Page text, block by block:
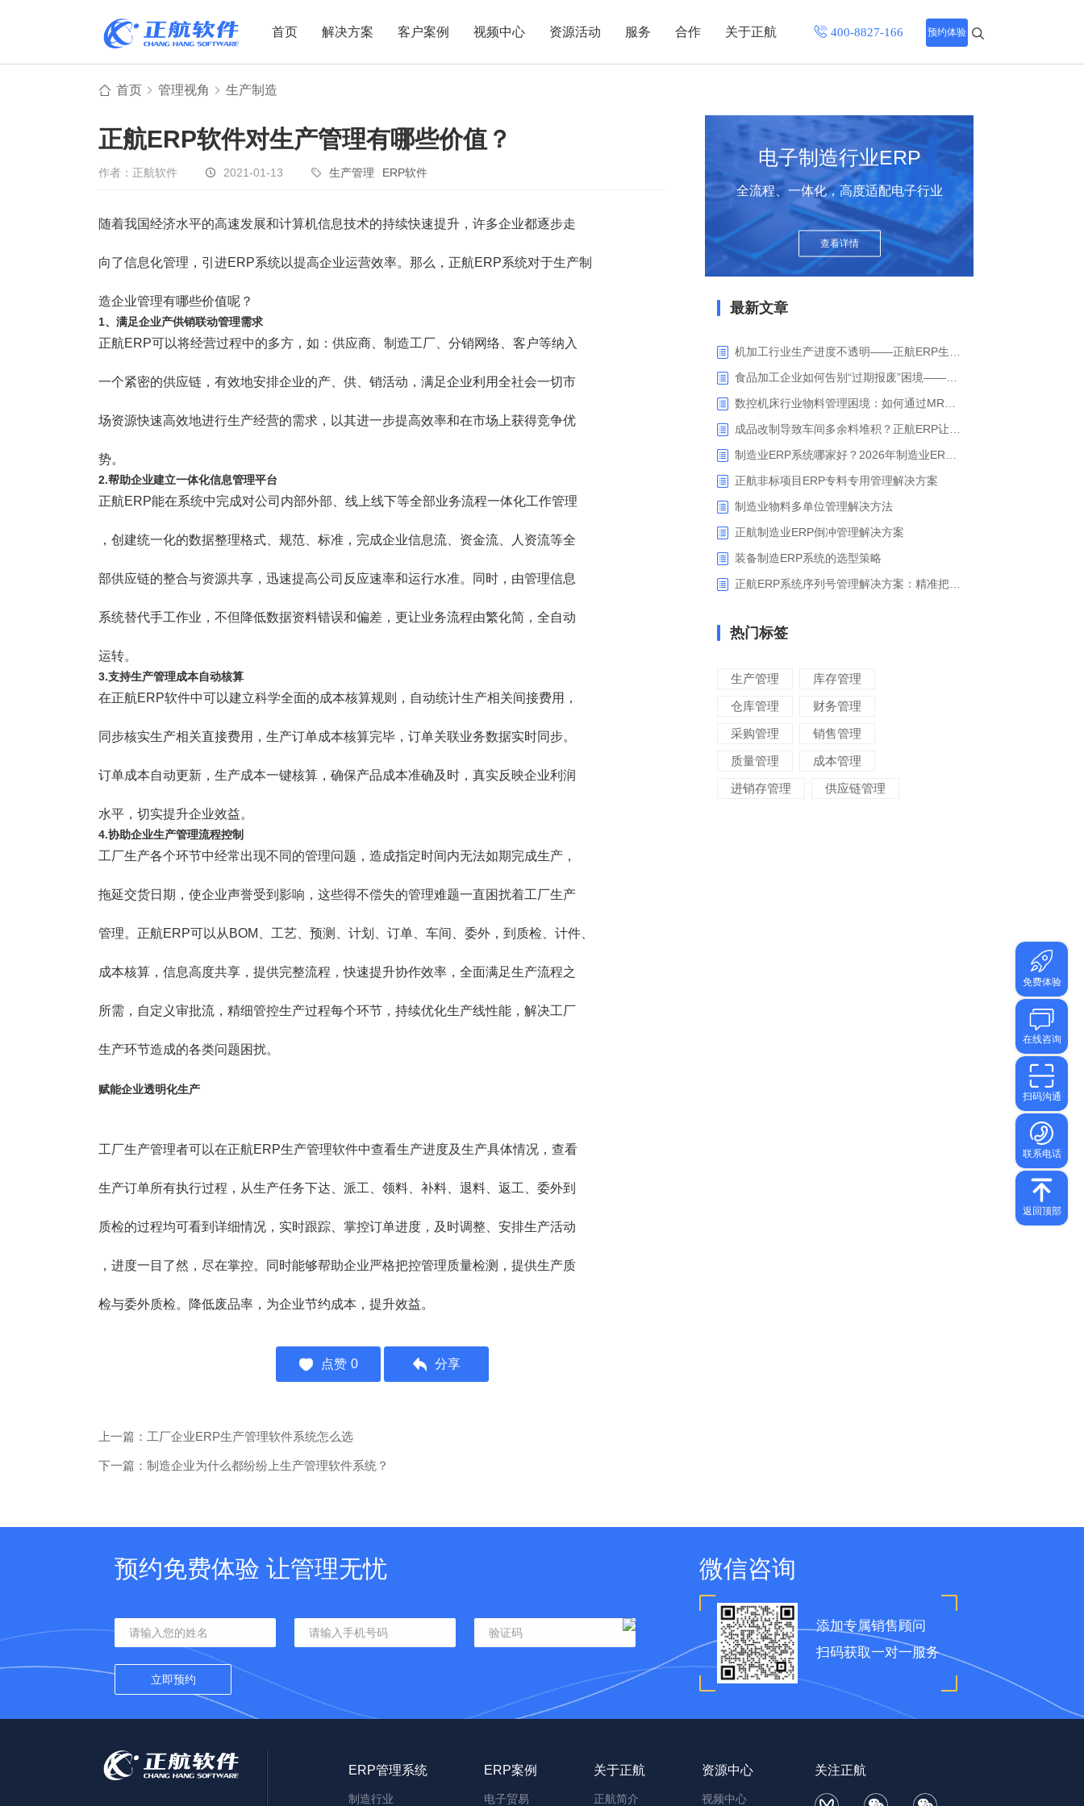
首页 解决方案
设备制造
非标自动化
电子制造
五金行业
PCB行业
智能制造
查看更多>
电子贸易
元器件贸易
大宗贸易
IC贸易行业
工贸一体型
工业设备贸易
查看更多>
生产管理
仓库管理
销售管理
成本核算
研发管理
进销存管理
查看更多>
移动报工
智能物流
物料齐套
替代料管理
查看更多>
客户案例
机电设备 家用电器 电子制造
机械制造 五金金属
视频中心 资源活动 服务 合作 关于正航
联系正航
网站导航
预约体验
首页 管理视角 生产制造
正航ERP软件对生产管理有哪些价值？
作者：正航软件 2021-01-13 生产管理 ERP软件
随着我国经济水平的高速发展和计算机信息技术的持续快速提升，许多企业都逐步走
向了信息化管理，引进ERP系统以提高企业运营效率。那么，正航ERP系统对于生产制
造企业管理有哪些价值呢？
1、满足企业产供销联动管理需求
正航ERP可以将经营过程中的多方，如：供应商、制造工厂、分销网络、客户等纳入
一个紧密的供应链，有效地安排企业的产、供、销活动，满足企业利用全社会一切市
场资源快速高效地进行生产经营的需求，以其进一步提高效率和在市场上获得竞争优
势。
2.帮助企业建立一体化信息管理平台
正航ERP能在系统中完成对公司内部外部、线上线下等全部业务流程一体化工作管理
，创建统一化的数据整理格式、规范、标准，完成企业信息流、资金流、人资流等全
部供应链的整合与资源共享，迅速提高公司反应速率和运行水准。同时，由管理信息
系统替代手工作业，不但降低数据资料错误和偏差，更让业务流程由繁化简，全自动
运转。
3.支持生产管理成本自动核算
在正航ERP软件中可以建立科学全面的成本核算规则，自动统计生产相关间接费用，
同步核实生产相关直接费用，生产订单成本核算完毕，订单关联业务数据实时同步。
订单成本自动更新，生产成本一键核算，确保产品成本准确及时，真实反映企业利润
水平，切实提升企业效益。
4.协助企业生产管理流程控制
工厂生产各个环节中经常出现不同的管理问题，造成指定时间内无法如期完成生产，
拖延交货日期，使企业声誉受到影响，这些得不偿失的管理难题一直困扰着工厂生产
管理。正航ERP可以从BOM、工艺、预测、计划、订单、车间、委外，到质检、计件、
成本核算，信息高度共享，提供完整流程，快速提升协作效率，全面满足生产流程之
所需，自定义审批流，精细管控生产过程每个环节，持续优化生产线性能，解决工厂
生产环节造成的各类问题困扰。
赋能企业透明化生产
工厂生产管理者可以在正航ERP生产管理软件中查看生产进度及生产具体情况，查看
生产订单所有执行过程，从生产任务下达、派工、领料、补料、退料、返工、委外到
质检的过程均可看到详细情况，实时跟踪、掌控订单进度，及时调整、安排生产活动
，进度一目了然，尽在掌控。同时能够帮助企业严格把控管理质量检测，提供生产质
检与委外质检。降低废品率，为企业节约成本，提升效益。
点赞 0 分享
上一篇：工厂企业ERP生产管理软件系统怎么选
下一篇：制造企业为什么都纷纷上生产管理软件系统？
电子制造行业ERP
全流程、一体化，高度适配电子行业
查看详情
最新文章
正航非标项目ERP专料专用管理解决方案
制造业物料多单位管理解决方法
正航制造业ERP倒冲管理解决方案
装备制造ERP系统的选型策略
热门标签
生产管理
库存管理
仓库管理
财务管理
采购管理
销售管理
质量管理
成本管理
进销存管理
供应链管理
预约免费体验 让管理无忧 微信咨询
添加专属销售顾问
扫码获取一对一服务
ERP管理系统
制造行业
ERP案例
电子贸易
关于正航
正航简介
资源中心
视频中心
关注正航